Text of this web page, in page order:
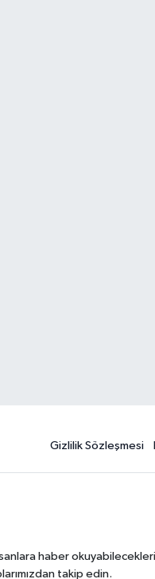
Gizlilik Sözleşmesi
haber
takip edin.